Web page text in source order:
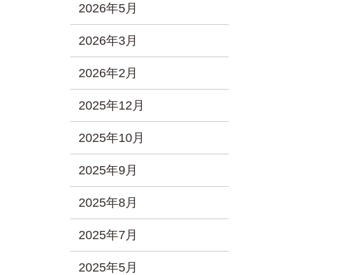
2026年5月
2026年3月
2026年2月
2025年12月
2025年10月
2025年9月
2025年8月
2025年7月
2025年5月